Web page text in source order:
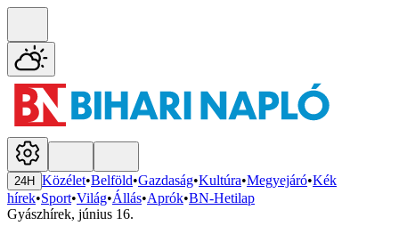
24H Közélet•Belföld•Gazdaság•Kultúra•Megyejáró•Kék
hírek•Sport•Világ•Állás•Aprók•BN-Hetilap
Gyászhírek, június 16.